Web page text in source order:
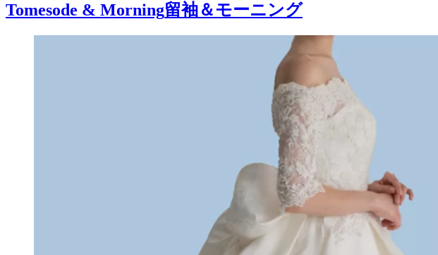
Tomesode & Morning留袖＆モーニング